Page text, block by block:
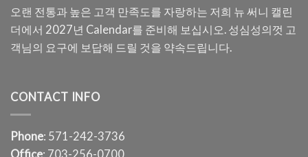
오랜 전통과 높은 고객 만족도를 자랑하는 저희 뉴 써니 캘린
더에서 2027년 Calendar를 준비해 보십시오. 성심성의껏 고
객님의 요구에 보답해 드릴 것을 약속드립니다.
CONTACT INFO
Phone: 571-242-3736
Office: 703-256-0700